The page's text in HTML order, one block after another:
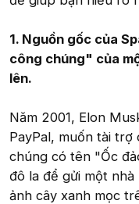
1. Nguồn gốc của
công chúng" của
lên.
Năm 2001, Elon
PayPal, muốn tài
chúng có tên "Ốc
đô la để gửi một
ảnh cây xanh mọc